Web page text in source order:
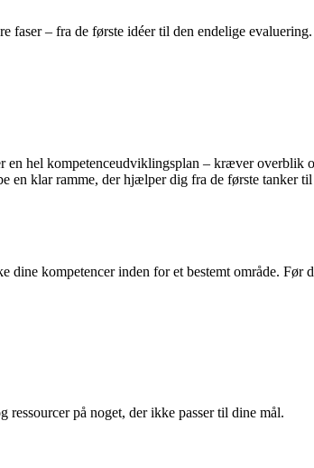
– fra de første idéer til den endelige
hel kompetenceudviklingsplan – kræver overblik
en klar ramme, der hjælper dig fra de første tanker
kompetencer inden for et bestemt område. Før
på noget, der ikke passer til dine mål.